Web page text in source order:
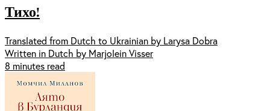
Тихо!
Translated from Dutch to Ukrainian by Larysa Dobra
Written in Dutch by Marjolein Visser
8 minutes read